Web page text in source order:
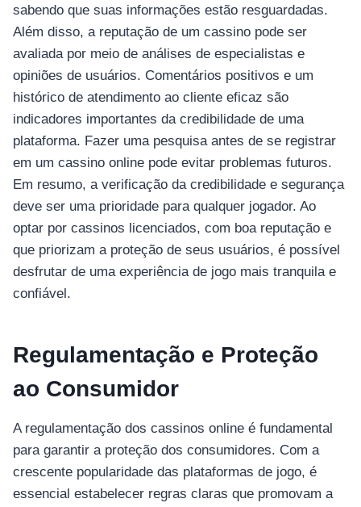
sabendo que suas informações estão resguardadas.
Além disso, a reputação de um cassino pode ser
avaliada por meio de análises de especialistas e
opiniões de usuários. Comentários positivos e um
histórico de atendimento ao cliente eficaz são
indicadores importantes da credibilidade de uma
plataforma. Fazer uma pesquisa antes de se registrar
em um cassino online pode evitar problemas futuros.
Em resumo, a verificação da credibilidade e segurança
deve ser uma prioridade para qualquer jogador. Ao
optar por cassinos licenciados, com boa reputação e
que priorizam a proteção de seus usuários, é possível
desfrutar de uma experiência de jogo mais tranquila e
confiável.
Regulamentação e Proteção
ao Consumidor
A regulamentação dos cassinos online é fundamental
para garantir a proteção dos consumidores. Com a
crescente popularidade das plataformas de jogo, é
essencial estabelecer regras claras que promovam a